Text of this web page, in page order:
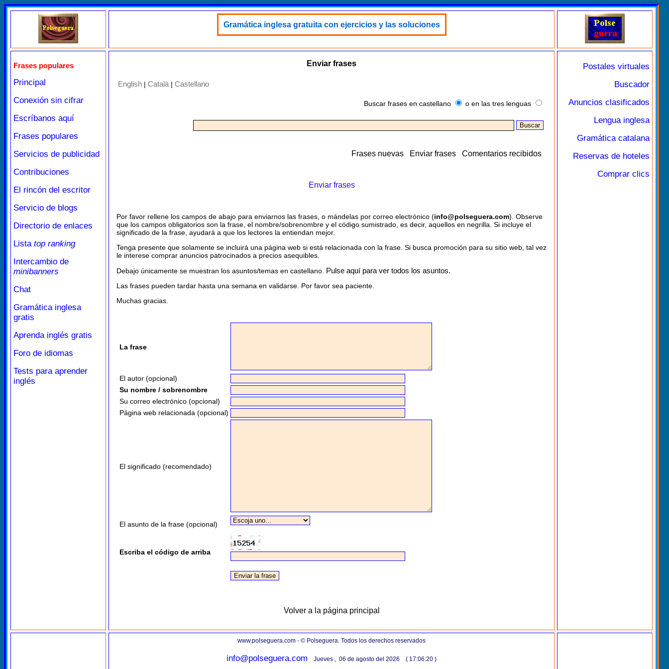
Gramática inglesa gratuita con ejercicios y las soluciones
Frases populares
Principal
Conexión sin cifrar
Escríbanos aquí
Frases populares
Servicios de publicidad
Contribuciones
El rincón del escritor
Servicio de blogs
Directorio de enlaces
Lista top ranking
Intercambio de
minibanners
Chat
Gramática inglesa
gratis
Aprenda inglés gratis
Foro de idiomas
Tests para aprender
inglés
Enviar frases
English | Català| Castellano
Buscar frases en castellano o en las tres lenguas
Frases nuevas Enviar frases Comentarios recibidos
Enviar frases
Por favor rellene los campos de abajo para enviarnos las frases, o mándelas por correo electrónico (info@polseguera.com). Observe
que los campos obligatorios son la frase, el nombre/sobrenombre y el código sumistrado, es decir, aquellos en negrilla. Si incluye el
significado de la frase, ayudará a que los lectores la entiendan mejor.
Tenga presente que solamente se incluirá una página web si está relacionada con la frase. Si busca promoción para su sitio web, tal vez
le interese comprar anuncios patrocinados a precios asequibles.
Debajo únicamente se muestran los asuntos/temas en castellano. Pulse aquí para ver todos los asuntos.
Las frases pueden tardar hasta una semana en validarse. Por favor sea paciente.
Muchas gracias.
La frase
El autor (opcional)
Su nombre / sobrenombre
Su correo electrónico (opcional)
Página web relacionada (opcional)
El significado (recomendado)
El asunto de la frase (opcional)
Escriba el código de arriba
Volver a la página principal
Postales virtuales
Buscador
Anuncios clasificados
Lengua inglesa
Gramática catalana
Reservas de hoteles
Comprar clics
www.polseguera.com - © Polseguera. Todos los derechos reservados
info@polseguera.com Jueves , 06 de agosto del 2026 ( 17:06:20 )